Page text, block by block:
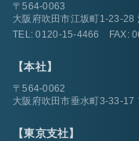
〒564-0063
大阪府吹田市江坂町1-23-28
TEL:0120-15-4466 FAX:
【本社】
〒564-0062
大阪府吹田市垂水町3-33-17
【東京支社】